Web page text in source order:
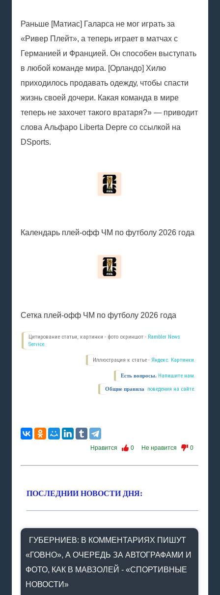
Раньше [Матиас] Галарса не мог играть за
«Ривер Плейт», а теперь играет в матчах с
Германией и Францией. Он способен выступать
в любой команде мира. [Орландо] Хилю
приходилось продавать одежду, чтобы спасти
жизнь своей дочери. Какая команда в мире
теперь не захочет такого вратаря?» — приводит
слова Альфаро Liberta Depre со ссылкой на
DSports.
Календарь плей-офф ЧМ по футболу 2026 года
Сетка плей-офф ЧМ по футболу 2026 года
Цитирование статьи, картинки - фото скриншот - Rambler News
Service.
Иллюстрация к статье - Яндекс. Картинки.
Есть вопросы. Напишите нам.
Общие правила поведения на сайте.
Нравится 0 Не нравится 0
ПОСЛЕДНИИ НОВОСТИ ДНЯ:
ГУБЕРНИЕВ: В КОММЕНТАРИЯХ ПИШУТ
«ГОВНО», А ОЧЕРЕДЬ ЗА АВТОГРАФАМИ И
ФОТО, КАК В МАВЗОЛЕЙ - «СПОРТИВНЫЕ
НОВОСТИ»